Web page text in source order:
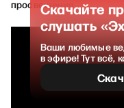
просвещенияСкачайте
слушать
Ваши любимые
в эфире! Тут всё,